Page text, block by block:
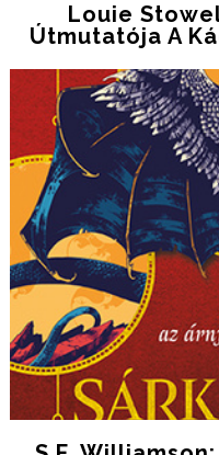
Louie
Útmutatója A